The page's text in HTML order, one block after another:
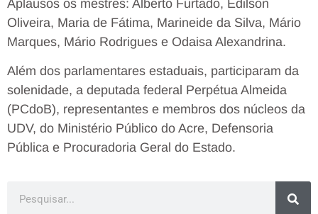
Aplausos os mestres: Alberto Furtado, Edilson
Oliveira, Maria de Fátima, Marineide da Silva, Mário
Marques, Mário Rodrigues e Odaisa Alexandrina.
Além dos parlamentares estaduais, participaram da
solenidade, a deputada federal Perpétua Almeida
(PCdoB), representantes e membros dos núcleos da
UDV, do Ministério Público do Acre, Defensoria
Pública e Procuradoria Geral do Estado.